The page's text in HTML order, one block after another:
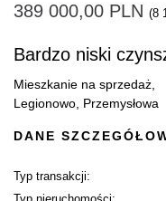
389 000,00 PLN (8
Bardzo niski
Mieszkanie na sprzedaż,
Legionowo, Przemysłowa
DANE
Typ transakcji: